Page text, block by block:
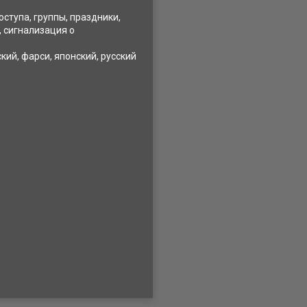
группы, праздники,
о
фарси, японский, русский